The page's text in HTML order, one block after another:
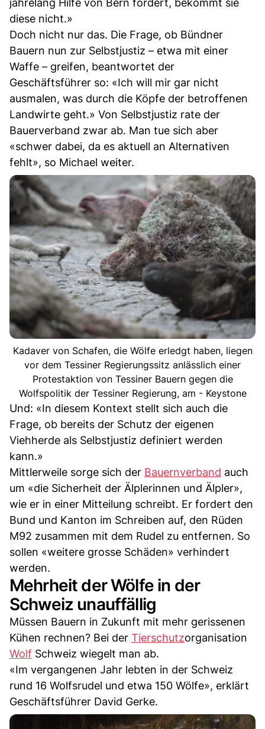
jahrelang Hilfe von Bern fordert, bekommt sie
diese nicht.»
Doch nicht nur das. Die Frage, ob Bündner
Bauern nun zur Selbstjustiz – etwa mit einer
Waffe – greifen, beantwortet der
Geschäftsführer so: «Ich will mir gar nicht
ausmalen, was durch die Köpfe der betroffenen
Landwirte geht.» Von Selbstjustiz rate der
Bauerverband zwar ab. Man tue sich aber
«schwer dabei, da es aktuell an Alternativen
fehlt», so Michael weiter.
Kadaver von Schafen, die Wölfe erledgt haben, liegen
vor dem Tessiner Regierungssitz anlässlich einer
Protestaktion von Tessiner Bauern gegen die
Wolfspolitik der Tessiner Regierung, am - Keystone
Und: «In diesem Kontext stellt sich auch die
Frage, ob bereits der Schutz der eigenen
Viehherde als Selbstjustiz definiert werden
kann.»
Mittlerweile sorge sich der Bauernverband auch
um «die Sicherheit der Älplerinnen und Älpler»,
wie er in einer Mitteilung schreibt. Er fordert den
Bund und Kanton im Schreiben auf, den Rüden
M92 zusammen mit dem Rudel zu entfernen. So
sollen «weitere grosse Schäden» verhindert
werden.
Mehrheit der Wölfe in der
Schweiz unauffällig
Müssen Bauern in Zukunft mit mehr gerissenen
Kühen rechnen? Bei der Tierschutzorganisation
Wolf Schweiz wiegelt man ab.
«Im vergangenen Jahr lebten in der Schweiz
rund 16 Wolfsrudel und etwa 150 Wölfe», erklärt
Geschäftsführer David Gerke.